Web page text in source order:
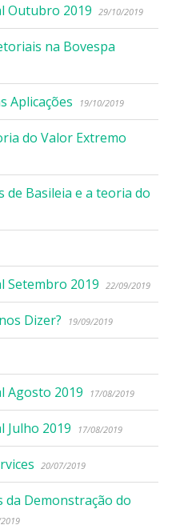
Outubro 2019 29/10/2019
na Bovespa
Aplicações 19/10/2019
do Valor Extremo
de Basileia e a teoria do
Setembro 2019 22/09/2019
Dizer? 19/09/2019
Agosto 2019 17/08/2019
Julho 2019 17/08/2019
20/07/2019
da Demonstração do